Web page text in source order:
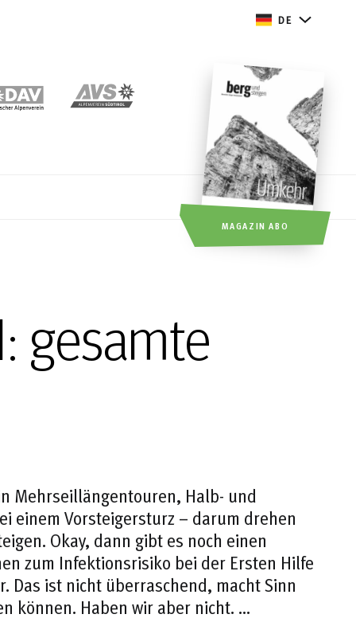
DE
MAGAZIN ABO
gesamte
Mehrseillängentouren, Halb- und
einem Vorsteigersturz – darum drehen
Okay, dann gibt es noch einen
zum Infektionsrisiko bei der Ersten Hilfe
Das ist nicht überraschend, macht Sinn
können. Haben wir aber nicht. …